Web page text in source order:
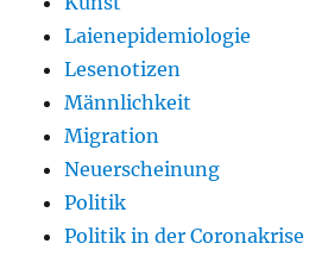
Laienepidemiologie
Lesenotizen
Männlichkeit
Migration
Neuerscheinung
Politik
Politik in der Coronakrise